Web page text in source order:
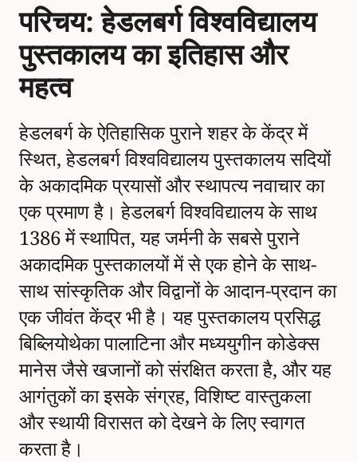
परिचय: हेडलबर्ग विश्वविद्यालय
पुस्तकालय का इतिहास और
महत्व
हेडलबर्ग के ऐतिहासिक पुराने शहर के केंद्र में
स्थित, हेडलबर्ग विश्वविद्यालय पुस्तकालय सदियों
के अकादमिक प्रयासों और स्थापत्य नवाचार का
एक प्रमाण है। हेडलबर्ग विश्वविद्यालय के साथ
1386 में स्थापित, यह जर्मनी के सबसे पुराने
अकादमिक पुस्तकालयों में से एक होने के साथ-
साथ सांस्कृतिक और विद्वानों के आदान-प्रदान का
एक जीवंत केंद्र भी है। यह पुस्तकालय प्रसिद्ध
बिब्लियोथेका पालाटिना और मध्ययुगीन कोडेक्स
मानेस जैसे खजानों को संरक्षित करता है, और यह
आगंतुकों का इसके संग्रह, विशिष्ट वास्तुकला
और स्थायी विरासत को देखने के लिए स्वागत
करता है।